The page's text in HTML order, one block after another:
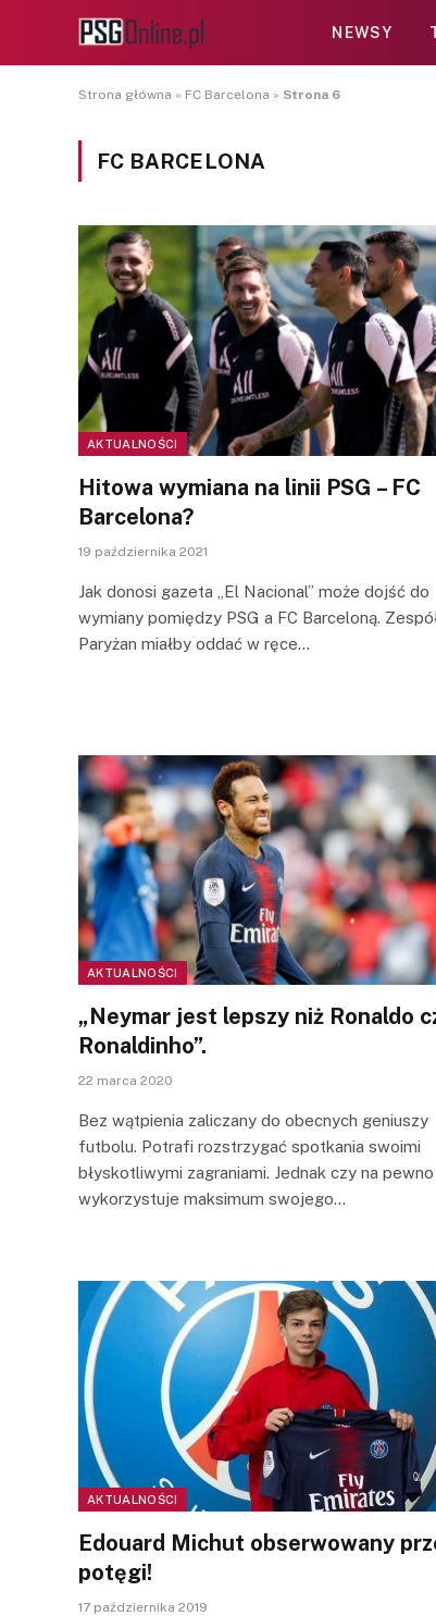
NEWSY
Strona główna » FC Barcelona » Strona 6
FC BARCELONA
AKTUALNOŚCI
Hitowa wymiana na linii PSG – FC
Barcelona?
19 października 2021
Jak donosi gazeta „El Nacional” może dojść do
wymiany pomiędzy PSG a FC Barceloną.
Paryżan miałby oddać w ręce…
AKTUALNOŚCI
„Neymar jest lepszy niż Ronaldo
Ronaldinho”.
22 marca 2020
Bez wątpienia zaliczany do obecnych geniuszy
futbolu. Potrafi rozstrzygać spotkania swoimi
błyskotliwymi zagraniami. Jednak czy na pewno
wykorzystuje maksimum swojego…
AKTUALNOŚCI
Edouard Michut obserwowany
potęgi!
17 października 2019